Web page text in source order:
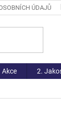
ÚDAJŮ
Akce 2.